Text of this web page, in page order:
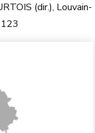
(dir.), Louvain-